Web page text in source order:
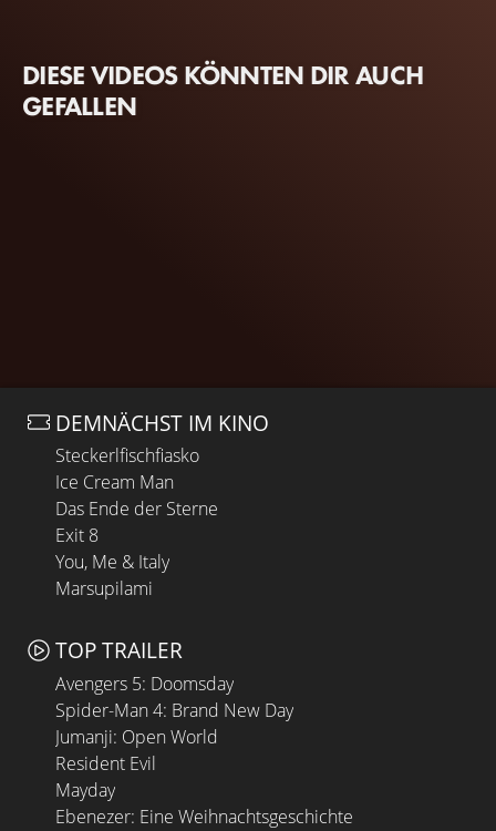
DIESE VIDEOS KÖNNTEN DIR AUCH
GEFALLEN
DEMNÄCHST IM KINO
Steckerlfischfiasko
Ice Cream Man
Das Ende der Sterne
Exit 8
You, Me & Italy
Marsupilami
TOP TRAILER
Avengers 5: Doomsday
Spider-Man 4: Brand New Day
Jumanji: Open World
Resident Evil
Mayday
Ebenezer: Eine Weihnachtsgeschichte